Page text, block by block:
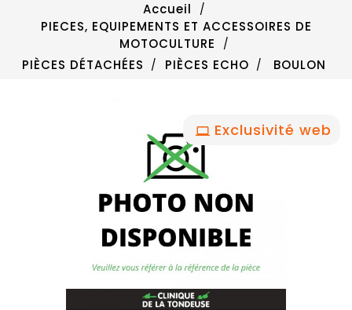
Accueil
PIECES, EQUIPEMENTS ET ACCESSOIRES DE
MOTOCULTURE
PIÈCES DÉTACHÉES
PIÈCES ECHO BOULON
Exclusivité web